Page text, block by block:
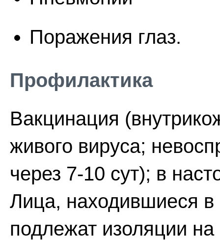
Поражения глаз.
Профилактика
Вакцинация
живого вируса;
через 7-10 сут); в
Лица, находившиеся в
подлежат изоляции